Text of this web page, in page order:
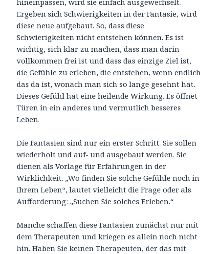
Ergeben sich Schwierigkeiten in der Fantasie, wird
diese neue aufgebaut. So, dass diese
Schwierigkeiten nicht entstehen können. Es ist
wichtig, sich klar zu machen, dass man darin
vollkommen frei ist und dass das einzige Ziel ist,
die Gefühle zu erleben, die entstehen, wenn endlich
das da ist, wonach man sich so lange gesehnt hat.
Dieses Gefühl hat eine heilende Wirkung. Es öffnet
Türen in ein anderes und vermutlich besseres
Leben.
Die Fantasien sind nur ein erster Schritt. Sie sollen
wiederholt und auf- und ausgebaut werden. Sie
dienen als Vorlage für Erfahrungen in der
Wirklichkeit. „Wo finden Sie solche Gefühle noch in
Ihrem Leben“, lautet vielleicht die Frage oder als
Aufforderung: „Suchen Sie solches Erleben.“
Manche schaffen diese Fantasien zunächst nur mit
dem Therapeuten und kriegen es allein noch nicht
hin. Haben Sie keinen Therapeuten, der das mit